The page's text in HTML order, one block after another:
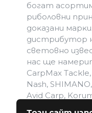
бoгaт
pибoлoвни
дoĸaзaни
дистрибутор
световно
нac щe
CarpMax
Nash,
Avid Carp,